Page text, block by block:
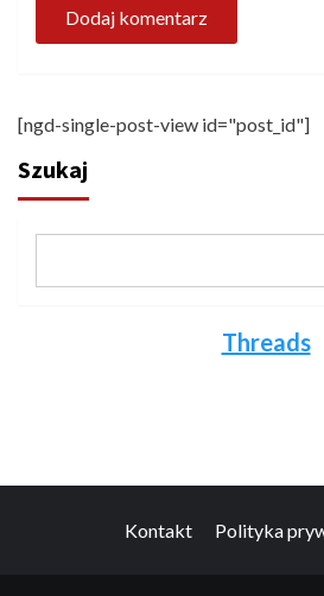
[ngd-single-post-view id="post_id"]
Szukaj
Threads
Kontakt Polityka